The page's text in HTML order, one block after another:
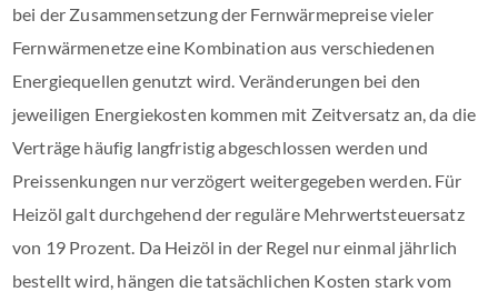
bei der Zusammensetzung der Fernwärmepreise vieler
Fernwärmenetze eine Kombination aus verschiedenen
Energiequellen genutzt wird. Veränderungen bei den
jeweiligen Energiekosten kommen mit Zeitversatz an, da die
Verträge häufig langfristig abgeschlossen werden und
Preissenkungen nur verzögert weitergegeben werden. Für
Heizöl galt durchgehend der reguläre Mehrwertsteuersatz
von 19 Prozent. Da Heizöl in der Regel nur einmal jährlich
bestellt wird, hängen die tatsächlichen Kosten stark vom